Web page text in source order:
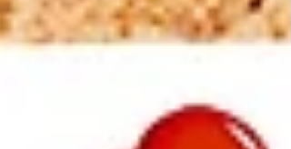
haluamme sun katsovan mainoksien sijaan Lindaa
alla: